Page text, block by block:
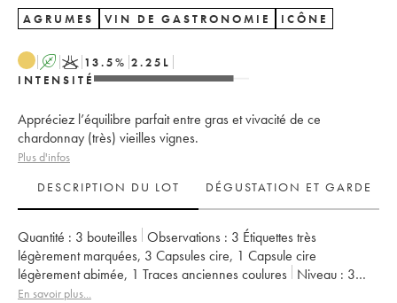
AGRUMES VIN DE GASTRONOMIE ICÔNE
A K 13.5% 2.25 L
INTENSITÉ
Appréciez l’équilibre parfait entre gras et vivacité de ce
chardonnay (très) vieilles vignes.
Plus d'infos
DESCRIPTION DU LOT
DÉGUSTATION ET GARDE
Quantité : 3 bouteilles Observations : 3 Étiquettes très
légèrement marquées, 3 Capsules cire, 1 Capsule cire
légèrement abimée, 1 Traces anciennes coulures Niveau : 3
Normal
Provenance :
En savoir plus...